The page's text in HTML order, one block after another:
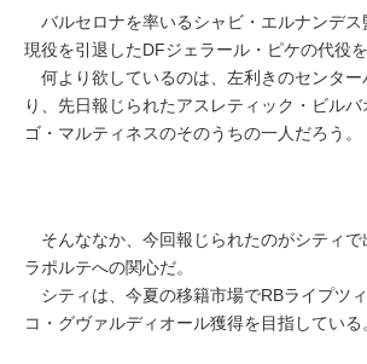
バルセロナを率いるシャビ・エルナンデス
現役を引退したDFジェラール・ピケの代役を
何より欲しているのは、左利きのセンター
り、先日報じられたアスレティック・ビル
ゴ・マルティネスのそのうちの一人だろう。
そんななか、今回報じられたのがシティで
ラポルテへの関心だ。
シティは、今夏の移籍市場でRBライプツ
コ・グヴァルディオール獲得を目指している